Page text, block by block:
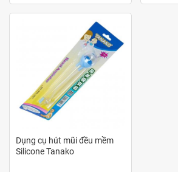
Bảo quản nơi khô ráo, tránh ánh sáng
Nhà sản xuất
Kichilachi
Dụng cụ hút mũi đều mềm
Silicone Tanako